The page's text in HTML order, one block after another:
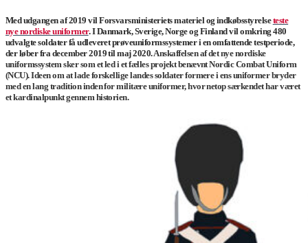
Med udgangen af 2019 vil Forsvarsministeriets materiel og indkøbsstyrelseteste
nye nordiske uniformer. I Danmark, Sverige, Norge og Finland vil omkring 480
udvalgte soldater få udleveret prøveuniformssystemer i en omfattende testperiode,
der løber fra december 2019 til maj 2020.Anskaffelsen af det nye nordiske
uniformssystem sker som et led i et fælles projekt benævnt Nordic Combat Uniform
(NCU). Ideen om at lade forskellige landes soldater formere i ens uniformer bryder
med en lang tradition inden for militære uniformer, hvor netop særkendet har været
et kardinalpunkt gennem historien.